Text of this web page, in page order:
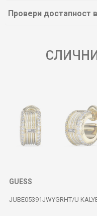
Провери достапност
GUESS
JUBE05391JWYGRHT/U